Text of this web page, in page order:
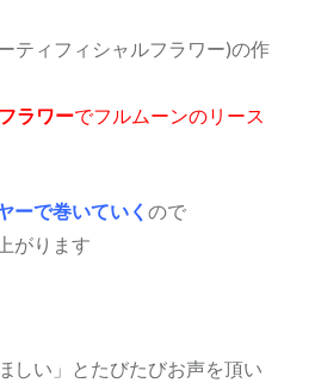
ティフィシャルフラワー)の作
ラワーでフルムーンのリース
ーで巻いていく ので
がります
しい」とたびたびお声を頂い